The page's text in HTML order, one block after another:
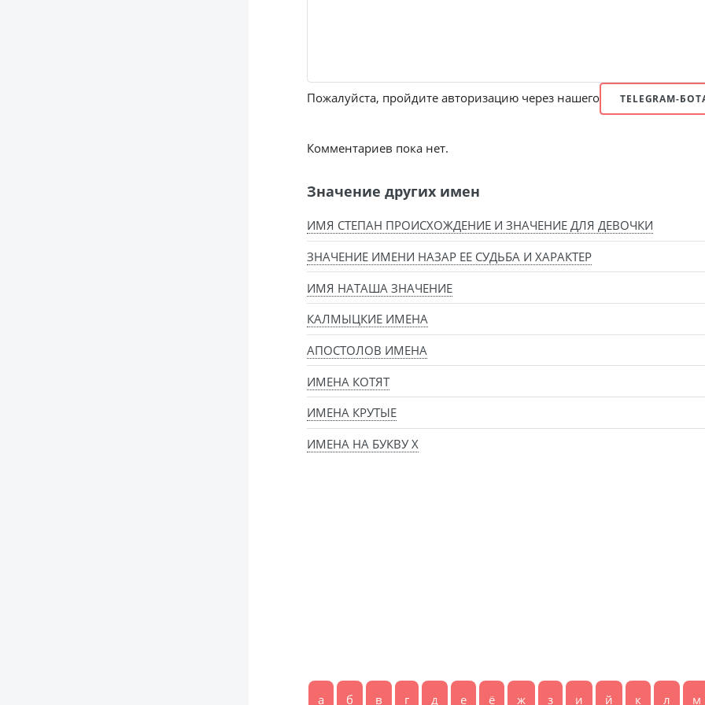
Пожалуйста, пройдите авторизацию через нашего TELEGRAM-
Комментариев пока нет.
Значение других имен
ИМЯ СТЕПАН ПРОИСХОЖДЕНИЕ И ЗНАЧЕНИЕ ДЛЯ ДЕВОЧКИ
ЗНАЧЕНИЕ ИМЕНИ НАЗАР ЕЕ СУДЬБА И ХАРАКТЕР
ИМЯ НАТАША ЗНАЧЕНИЕ
КАЛМЫЦКИЕ ИМЕНА
АПОСТОЛОВ ИМЕНА
ИМЕНА КОТЯТ
ИМЕНА КРУТЫЕ
ИМЕНА НА БУКВУ Х
а б в г д е ё ж з и й к л м